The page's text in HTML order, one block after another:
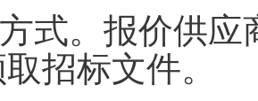
式。报价供
招标文件。